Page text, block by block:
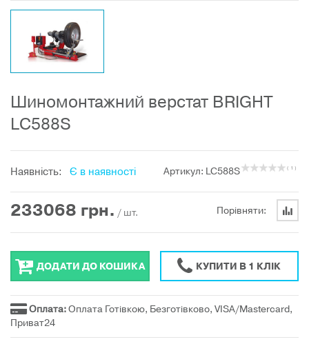
Шиномонтажний верстат BRIGHT
LC588S
Наявність: Є в наявності Артикул: LC588S ( 1 )
233068 грн. / шт. Порівняти:
ДОДАТИ ДО КОШИКА КУПИТИ В 1 КЛІК
Оплата:Оплата Готівкою, Безготівково, VISA/Mastercard,
Приват24